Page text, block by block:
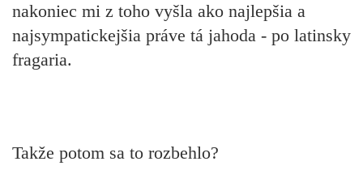
nakoniec mi z toho vyšla ako najlepšia a
najsympatickejšia práve tá jahoda - po latinsky
fragaria.
Takže potom sa to rozbehlo?